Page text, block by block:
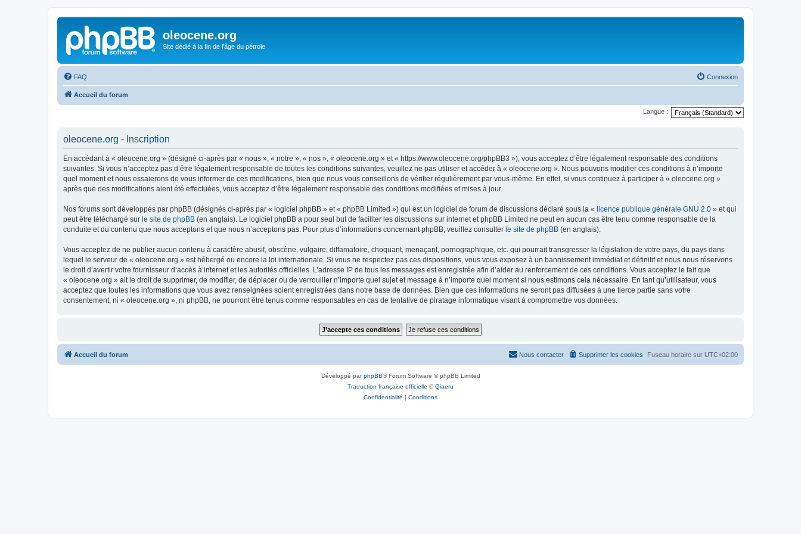
oleocene.org
Site dédié à la fin de l'âge du pétrole
FAQ Connexion
Accueil du forum
Langue :
oleocene.org - Inscription
En accédant à « oleocene.org » (désigné ci-après par « nous », « notre », « nos », « oleocene.org » et « https://www.oleocene.org/phpBB3 »), vous acceptez d’être légalement responsable des conditions
suivantes. Si vous n’acceptez pas d’être légalement responsable de toutes les conditions suivantes, veuillez ne pas utiliser et accéder à « oleocene.org ». Nous pouvons modifier ces conditions à n’importe
quel moment et nous essaierons de vous informer de ces modifications, bien que nous vous conseillons de vérifier régulièrement par vous-même. En effet, si vous continuez à participer à « oleocene.org »
après que des modifications aient été effectuées, vous acceptez d’être légalement responsable des conditions modifiées et mises à jour.
Nos forums sont développés par phpBB (désignés ci-après par « logiciel phpBB » et « phpBB Limited ») qui est un logiciel de forum de discussions déclaré sous la « licence publique générale GNU 2.0 » et qui
peut être téléchargé sur le site de phpBB (en anglais). Le logiciel phpBB a pour seul but de faciliter les discussions sur internet et phpBB Limited ne peut en aucun cas être tenu comme responsable de la
conduite et du contenu que nous acceptons et que nous n’acceptons pas. Pour plus d’informations concernant phpBB, veuillez consulter le site de phpBB (en anglais).
Vous acceptez de ne publier aucun contenu à caractère abusif, obscène, vulgaire, diffamatoire, choquant, menaçant, pornographique, etc. qui pourrait transgresser la législation de votre pays, du pays dans
lequel le serveur de « oleocene.org » est hébergé ou encore la loi internationale. Si vous ne respectez pas ces dispositions, vous vous exposez à un bannissement immédiat et définitif et nous nous réservons
le droit d’avertir votre fournisseur d’accès à internet et les autorités officielles. L’adresse IP de tous les messages est enregistrée afin d’aider au renforcement de ces conditions. Vous acceptez le fait que
« oleocene.org » ait le droit de supprimer, de modifier, de déplacer ou de verrouiller n’importe quel sujet et message à n’importe quel moment si nous estimons cela nécessaire. En tant qu’utilisateur, vous
acceptez que toutes les informations que vous avez renseignées soient enregistrées dans notre base de données. Bien que ces informations ne seront pas diffusées à une tierce partie sans votre
consentement, ni « oleocene.org », ni phpBB, ne pourront être tenus comme responsables en cas de tentative de piratage informatique visant à compromettre vos données.
Accueil du forum Fuseau horaire sur UTC+02:00
Supprimer les cookies
Nous contacter
Développé parphpBB® Forum Software © phpBB Limited
Traduction française officielle ©Qiaeru
Confidentialité | Conditions